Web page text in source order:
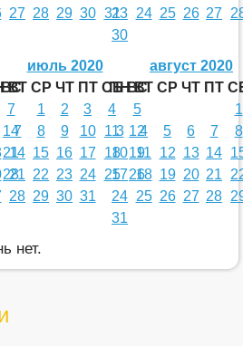
27 28 29 30 3123 24 25 26 27
30
ВС
7
14
21
28
июль 2020
ВТ СР ЧТ ПТ СБ ВС
1
2 3 4
5
7 8 9 10 11
12
14 15 16 17 18
19
21 22 23 24 25
26
28 29 30 31
август 2020
ПН ВТ СР ЧТ ПТ
1
3
4 5 6 7
8
10 11 12 13 14
17 18 19 20 21
24 25 26 27 28
31
нет.